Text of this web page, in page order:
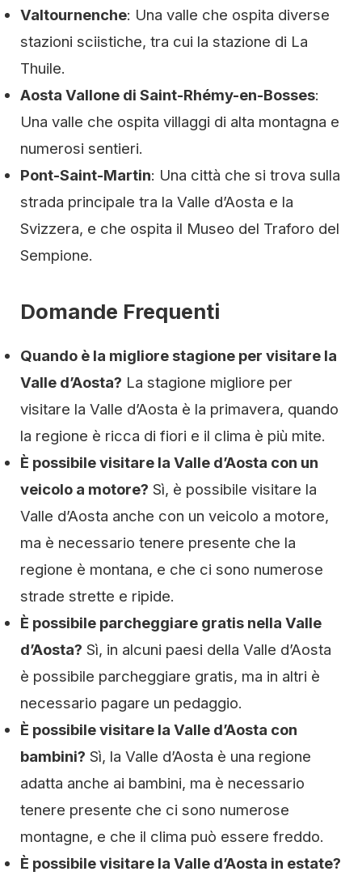
Valtournenche: Una valle che ospita diverse
stazioni sciistiche, tra cui la stazione di La
Thuile.
Aosta Vallone di Saint-Rhémy-en-Bosses:
Una valle che ospita villaggi di alta montagna e
numerosi sentieri.
Pont-Saint-Martin: Una città che si trova sulla
strada principale tra la Valle d’Aosta e la
Svizzera, e che ospita il Museo del Traforo del
Sempione.
Domande Frequenti
Quando è la migliore stagione per visitare la
Valle d’Aosta? La stagione migliore per
visitare la Valle d’Aosta è la primavera, quando
la regione è ricca di fiori e il clima è più mite.
È possibile visitare la Valle d’Aosta con un
veicolo a motore? Sì, è possibile visitare la
Valle d’Aosta anche con un veicolo a motore,
ma è necessario tenere presente che la
regione è montana, e che ci sono numerose
strade strette e ripide.
È possibile parcheggiare gratis nella Valle
d’Aosta? Sì, in alcuni paesi della Valle d’Aosta
è possibile parcheggiare gratis, ma in altri è
necessario pagare un pedaggio.
È possibile visitare la Valle d’Aosta con
bambini? Sì, la Valle d’Aosta è una regione
adatta anche ai bambini, ma è necessario
tenere presente che ci sono numerose
montagne, e che il clima può essere freddo.
È possibile visitare la Valle d’Aosta in estate?